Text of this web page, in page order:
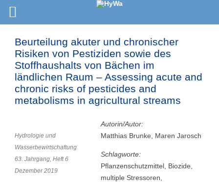
Beurteilung akuter und chronischer
Risiken von Pestiziden sowie des
Stoffhaushalts von Bächen im
ländlichen Raum – Assessing acute and
chronic risks of pesticides and
metabolisms in agricultural streams
Hydrologie und
Wasserbewirtschaftung
63. Jahrgang, Heft 6
Dezember 2019
Autorin/Autor:
Matthias Brunke, Maren Jarosch
Schlagworte:
Pflanzenschutzmittel, Biozide,
multiple Stressoren,